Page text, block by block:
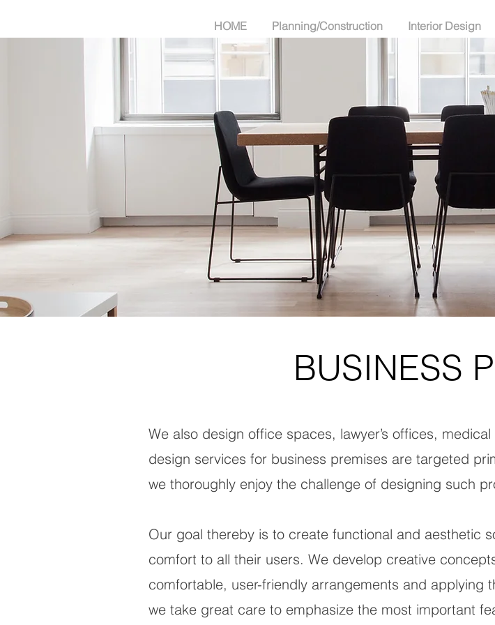
HOME Planning/Construction Interior Design
BUSINESS
We also design office spaces, lawyer’s offices,
design services for business premises are targeted
we thoroughly enjoy the challenge of designing such
Our goal thereby is to create functional and aesthetic
comfort to all their users. We develop creative
comfortable, user-friendly arrangements and applying
we take great care to emphasize the most important